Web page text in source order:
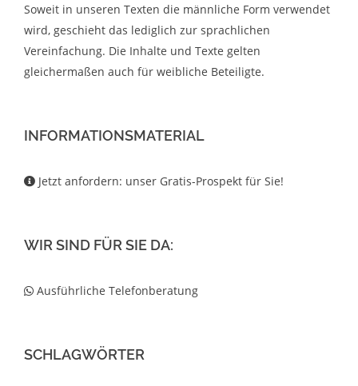
Soweit in unseren Texten die männliche Form verwendet
wird, geschieht das lediglich zur sprachlichen
Vereinfachung. Die Inhalte und Texte gelten
gleichermaßen auch für weibliche Beteiligte.
INFORMATIONSMATERIAL
Jetzt anfordern: unser Gratis-Prospekt für Sie!
WIR SIND FÜR SIE DA:
Ausführliche Telefonberatung
SCHLAGWÖRTER